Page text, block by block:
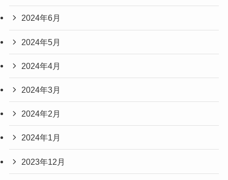
2024年6月
2024年5月
2024年4月
2024年3月
2024年2月
2024年1月
2023年12月